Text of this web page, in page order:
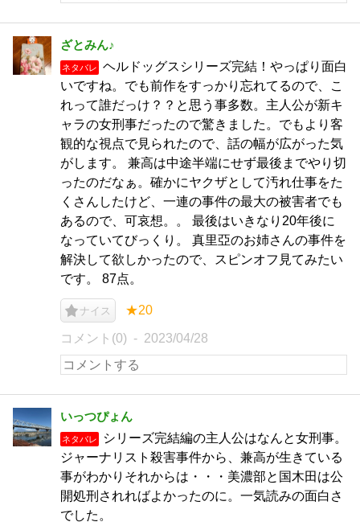
ざとみん♪
ネタバレ
ヘルドッグスシリーズ完結！やっぱり面白
いですね。でも前作をすっかり忘れてるので、こ
れって誰だっけ？？と思う事多数。主人公が新キ
ャラの女刑事だったので驚きました。でもより客
観的な視点で見られたので、話の幅が広がった気
がします。 兼高は中途半端にせず最後までやり切
ったのだなぁ。確かにヤクザとして汚れ仕事をた
くさんしたけど、一連の事件の最大の被害者でも
あるので、可哀想。。 最後はいきなり20年後に
なっていてびっくり。 真里亞のお姉さんの事件を
解決して欲しかったので、スピンオフ見てみたい
です。 87点。
ナイス ★20
コメント(0) 2023/04/28
いっつぴょん
ネタバレ
シリーズ完結編の主人公はなんと女刑事。
ジャーナリスト殺害事件から、兼高が生きている
事がわかりそれからは・・・美濃部と国木田は公
開処刑されればよかったのに。一気読みの面白さ
でした。